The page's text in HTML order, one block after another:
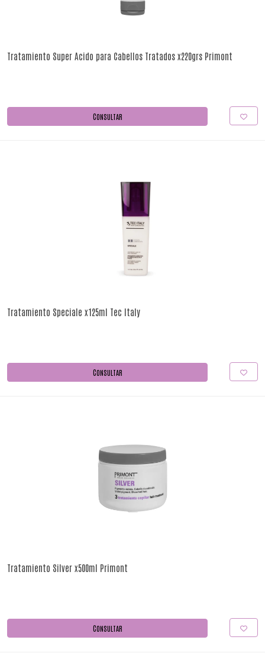
Tratamiento Super Acido para Cabellos Tratados x220grs Primont
CONSULTAR
Tratamiento Speciale x125ml Tec Italy
CONSULTAR
Tratamiento Silver x500ml Primont
CONSULTAR